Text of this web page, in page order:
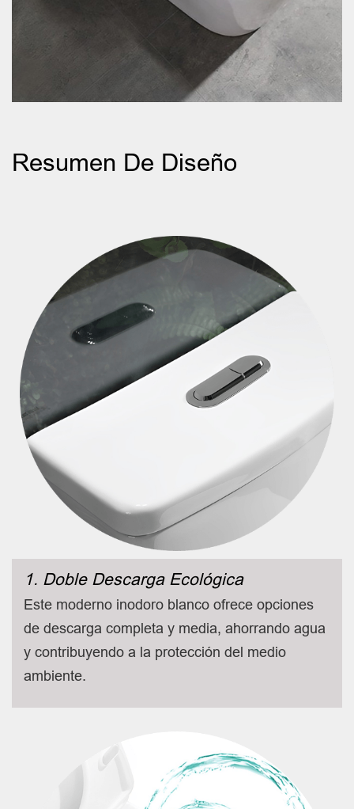
Resumen De Diseño
1. Doble Descarga Ecológica
Este moderno inodoro blanco ofrece opciones
de descarga completa y media, ahorrando agua
y contribuyendo a la protección del medio
ambiente.